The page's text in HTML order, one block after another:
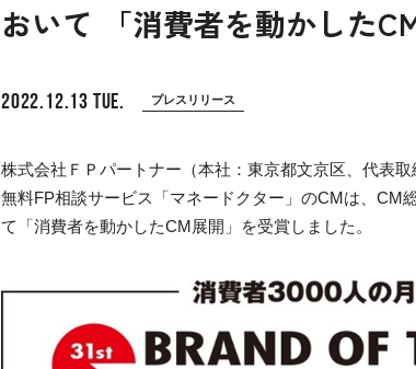
おいて 「消費者を動かした
2022.12.13 TUE. プレスリリース
株式会社ＦＰパートナー（本社：東京都文京区、代表
無料FP相談サービス「マネードクター」のCMは、CM
て「消費者を動かしたCM展開」を受賞しました。